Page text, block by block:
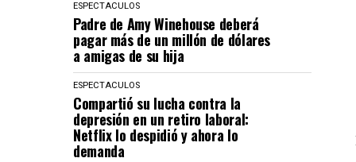
ESPECTACULOS
Padre de Amy Winehouse deberá
pagar más de un millón de dólares
a amigas de su hija
ESPECTACULOS
Compartió su lucha contra la
depresión en un retiro laboral:
Netflix lo despidió y ahora lo
demanda